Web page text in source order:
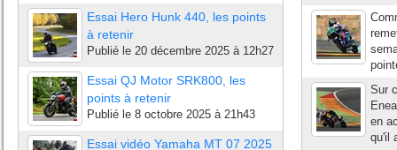
Essai Hero Hunk 440, les points
à retenir
Publié le 20 décembre 2025 à 12h27
Essai QJ Motor SRK800, les
points à retenir
Publié le 8 octobre 2025 à 21h43
Essai vidéo Yamaha MT 07 2025
Sur
en
qu'il